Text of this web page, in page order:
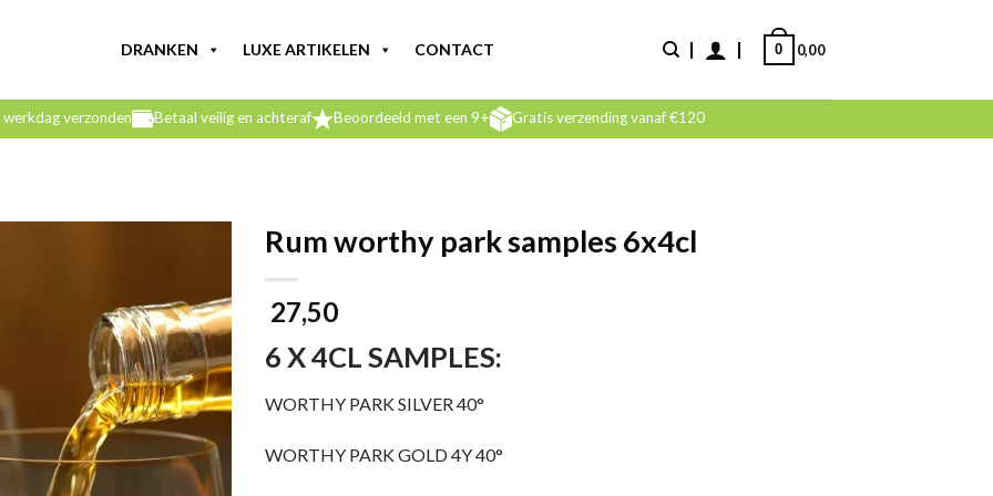
DRANKEN LUXE ARTIKELEN CONTACT 0,00
0
verzonden Betaal veilig en achteraf Beoordeeld met een 9+ Gratis verzending vanaf €120
Rum worthy park samples 6x4cl
27,50
6 X 4CL SAMPLES:
WORTHY PARK SILVER 40°
WORTHY PARK GOLD 4Y 40°